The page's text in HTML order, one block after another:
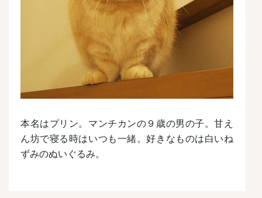
本名はプリン。 マンチカンの９歳の男の子。甘え
ん坊で寝る時はいつも一緒。好きなものは白いね
ずみのぬいぐるみ。